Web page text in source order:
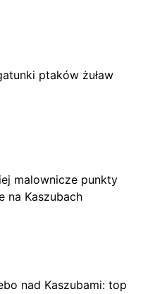
ptaków żuław
malownicze punkty
na Kaszubach
nad Kaszubami: top